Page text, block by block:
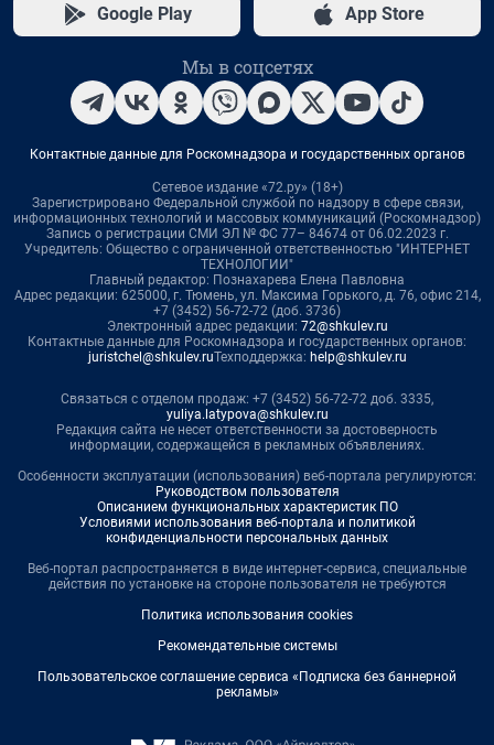
Google Play App Store
Мы в соцсетях
Контактные данные для Роскомнадзора и государственных органов
Сетевое издание «72.ру» (18+)
Зарегистрировано Федеральной службой по надзору в сфере связи,
информационных технологий и массовых коммуникаций (Роскомнадзор)
Запись о регистрации СМИ ЭЛ № ФС 77– 84674 от 06.02.2023 г.
Учредитель: Общество с ограниченной ответственностью "ИНТЕРНЕТ
ТЕХНОЛОГИИ"
Главный редактор: Познахарева Елена Павловна
Адрес редакции: 625000, г. Тюмень, ул. Максима Горького, д. 76, офис 214,
+7 (3452) 56-72-72 (доб. 3736)
Электронный адрес редакции: 72@shkulev.ru
Контактные данные для Роскомнадзора и государственных органов:
juristchel@shkulev.ruТехподдержка: help@shkulev.ru
Связаться с отделом продаж: +7 (3452) 56-72-72 доб. 3335,
yuliya.latypova@shkulev.ru
Редакция сайта не несет ответственности за достоверность
информации, содержащейся в рекламных объявлениях.
Особенности эксплуатации (использования) веб-портала регулируются:
Руководством пользователя
Описанием функциональных характеристик ПО
Условиями использования веб-портала и политикой
конфиденциальности персональных данных
Веб-портал распространяется в виде интернет-сервиса, специальные
действия по установке на стороне пользователя не требуются
Политика использования cookies
Рекомендательные системы
Пользовательское соглашение сервиса «Подписка без баннерной
рекламы»